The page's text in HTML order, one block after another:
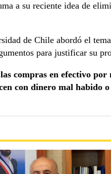
a su reciente idea de
de Chile abordó el
para justificar su
compras en efectivo por
con dinero mal habido